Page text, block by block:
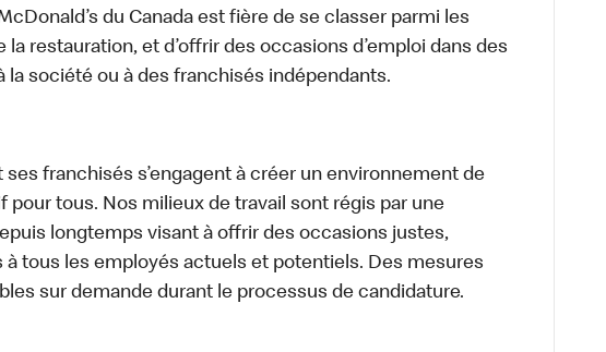
du Canada est fière de se classer parmi les
restauration, et d’offrir des occasions d’emploi dans des
la société ou à des franchisés indépendants.
ses franchisés s’engagent à créer un environnement de
pour tous. Nos milieux de travail sont régis par une
longtemps visant à offrir des occasions justes,
tous les employés actuels et potentiels. Des mesures
sur demande durant le processus de candidature.